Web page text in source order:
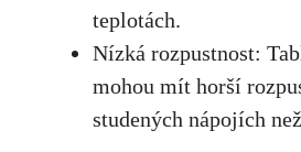
teplotách.
Nízká rozpustnost:​
mohou mít horší
studených⁢ nápojích